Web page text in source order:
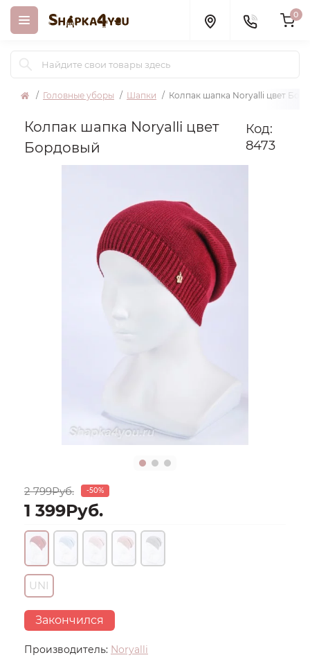
0
Головные уборы Шапки Колпак шапка Noryalli цвет
Колпак шапка Noryalli цвет
Бордовый
Код:
8473
Производитель: Noryalli
2 799Руб. -50%
1 399Руб.
UNI
Закончился